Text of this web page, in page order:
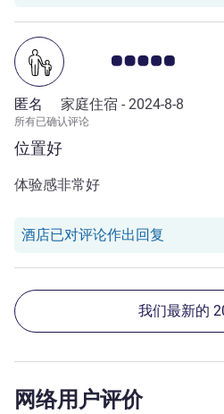
位置好
客户意见评级 5.0/5
匿名 家庭住宿 - 2024-8-8
所有已确认评论
体验感非常好
酒店已对评论作出回复 我们酒
我们最新的
网络用户评价